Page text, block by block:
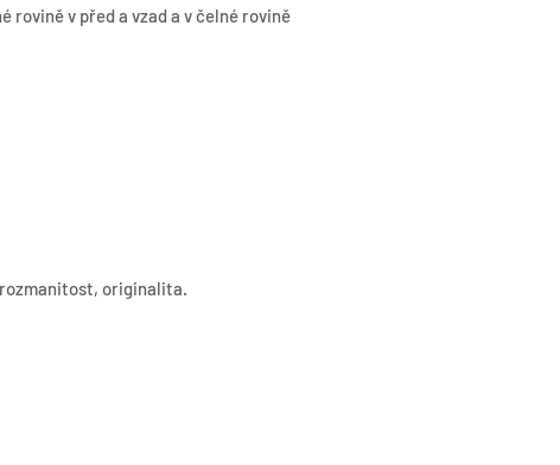
rovině v před a vzad a v čelné rovině
originalita.